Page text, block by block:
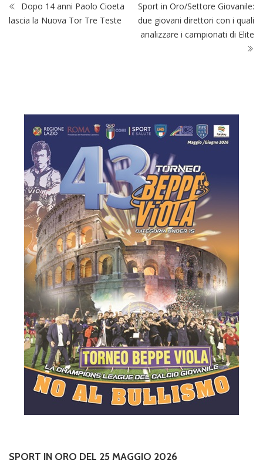
Dopo 14 anni Paolo Cioeta
lascia la Nuova Tor Tre Teste
Sport in Oro/Settore Giovanile:
due giovani direttori con i quali
analizzare i campionati di Elite
SPORT IN ORO DEL 25 MAGGIO 2026